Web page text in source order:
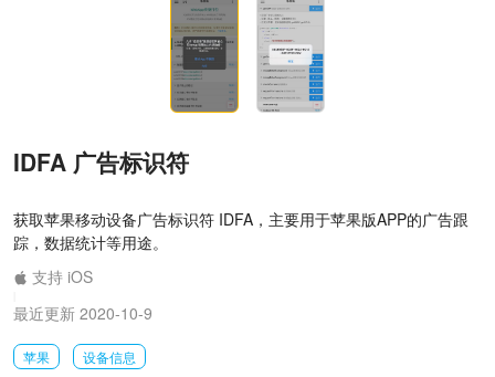
IDFA 广告标识符
获取苹果移动设备广告标识符 IDFA，主要用于苹果版APP的广告跟
踪，数据统计等用途。
支持 iOS
最近更新 2020-10-9
苹果 设备信息